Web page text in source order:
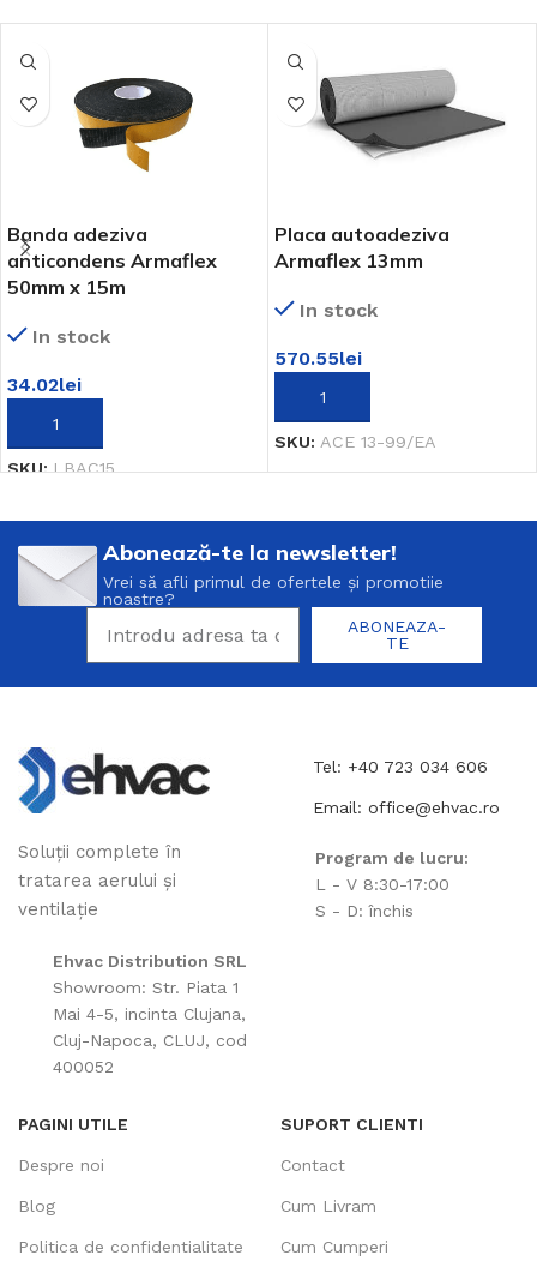
Banda adeziva
anticondens Armaflex
50mm x 15m
In stock
34.02lei
ADAUGĂ ÎN COȘ
SKU:I.BAC15
Placa autoadeziva
Armaflex 13mm
In stock
570.55lei
ADAUGĂ ÎN COȘ
SKU: ACE 13-99/EA
Abonează-te la newsletter!
Vrei să afli primul de ofertele și promotiie
noastre?
ABONEAZA-
TE
Soluții complete în
tratarea aerului și
ventilație
Ehvac Distribution SRL
Showroom: Str. Piata 1
Mai 4-5, incinta Clujana,
Cluj-Napoca, CLUJ, cod
400052
Tel: +40 723 034 606
Email: office@ehvac.ro
Program de lucru:
L - V 8:30-17:00
S - D: închis
PAGINI UTILE
Despre noi
Blog
Politica de confidentialitate
SUPORT CLIENTI
Contact
Cum Livram
Cum Cumperi